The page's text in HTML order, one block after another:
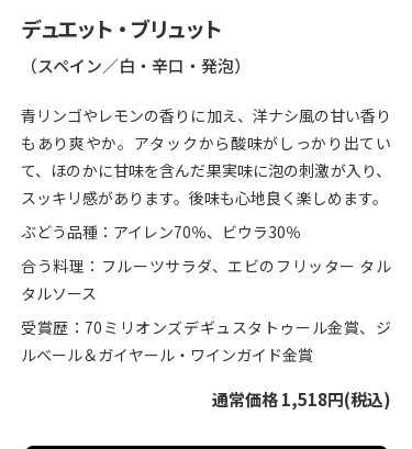
デュエット・ブリュット
（スペイン／白・辛口・発泡）
青リンゴやレモンの香りに加え、洋ナシ風の甘い香り
もあり爽やか。アタックから酸味がしっかり出てい
て、ほのかに甘味を含んだ果実味に泡の刺激が入り、
スッキリ感があります。後味も心地良く楽しめます。
ぶどう品種：アイレン70％、ビウラ30％
合う料理：フルーツサラダ、エビのフリッター タル
タルソース
受賞歴：70ミリオンズデギュスタトゥール金賞、ジ
ルベール＆ガイヤール・ワインガイド金賞
通常価格 1,518円(税込)